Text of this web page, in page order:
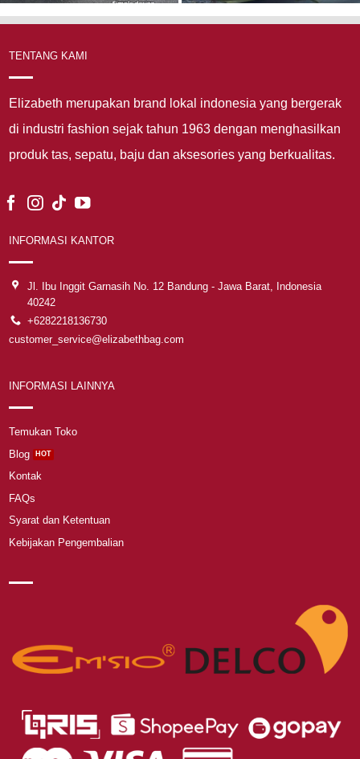
TENTANG KAMI
Elizabeth merupakan brand lokal indonesia yang bergerak
di industri fashion sejak tahun 1963 dengan menghasilkan
produk tas, sepatu, baju dan aksesories yang berkualitas.
INFORMASI KANTOR
Jl. Ibu Inggit Garnasih No. 12 Bandung - Jawa Barat, Indonesia
40242
+6282218136730
customer_service@elizabethbag.com
INFORMASI LAINNYA
Temukan Toko
Blog
Kontak
FAQs
Syarat dan Ketentuan
Kebijakan Pengembalian